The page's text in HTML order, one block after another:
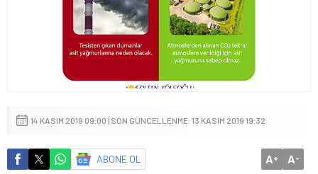
14 KASIM 2019 09:00 | SON GÜNCELLENME: 13 KASIM 2019 19:32
ABONE OL A+ A-